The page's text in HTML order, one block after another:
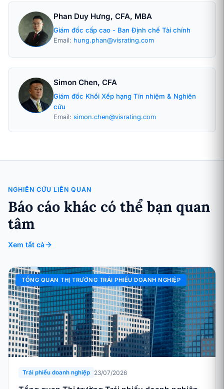
Phan Duy Hưng, CFA, MBA
Giám đốc cấp cao - Ban Định chế Tài chính
Email: hung.phan@visrating.com
Simon Chen, CFA
Giám đốc Khối Xếp hạng Tín nhiệm & Nghiên
cứu
Email: simon.chen@visrating.com
NGHIÊN CỨU LIÊN QUAN
Báo cáo khác có thể bạn quan
tâm
Xem tất cả
TỔNG QUAN THỊ TRƯỜNG TRÁI PHIẾU DOANH NGHIỆP
Trái phiếu doanh nghiệp 23/07/2026